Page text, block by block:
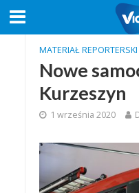
MATERIAŁ REPORTERSKI
Nowe
Kurzeszyn
1 września 2020